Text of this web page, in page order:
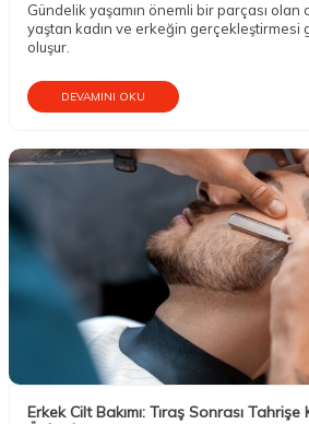
Gündelik yaşamın önemli bir parçası olan
yaştan kadın ve erkeğin gerçekleştirmesi
oluşur.
DEVAMINI OKU
Erkek Cilt Bakımı: Tıraş Sonrası Tahrişe